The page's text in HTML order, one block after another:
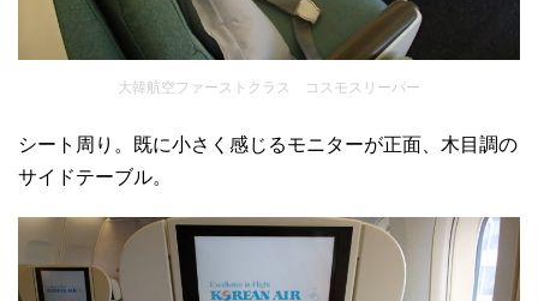
大韓航空ファーストクラス コスモスリーパー
シート周り。既に小さく感じるモニターが正面、木目調の
サイドテーブル。